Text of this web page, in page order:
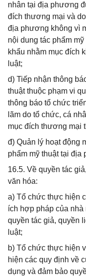
nhân tại địa phương
đích thương mại và
địa phương không vì
nội dung tác phẩm
khẩu nhằm mục đích
luật;
d) Tiếp nhận thông
thuật thuộc phạm vi
thông báo tổ chức
lãm do tổ chức, cá
mục đích thương mại
đ) Quản lý hoạt động
phẩm mỹ thuật tại địa
16.5. Về quyền tác
văn hóa:
a) Tổ chức thực hiện
ích hợp pháp của
quyền tác giả, quyền
luật;
b) Tổ chức thực hiện
hiện các quy định về
dụng và đảm bảo